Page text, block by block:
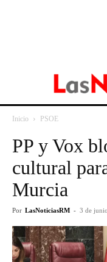
Inicio PSOE
PP y Vox
cultural
Murcia
Por LasNoticiasRM - 3 de